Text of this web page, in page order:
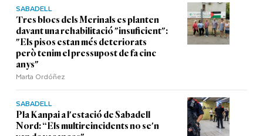
SABADELL
Tres blocs dels Merinals es planten
davant una rehabilitació "insuficient":
"Els pisos estan més deteriorats
però tenim el pressupost de fa cinc
anys"
Marta Ordóñez
SABADELL
Pla Kanpai a l'estació de Sabadell
Nord: “Els multireincidents no se'n